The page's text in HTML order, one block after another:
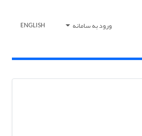
ورود به سامانه ENGLISH